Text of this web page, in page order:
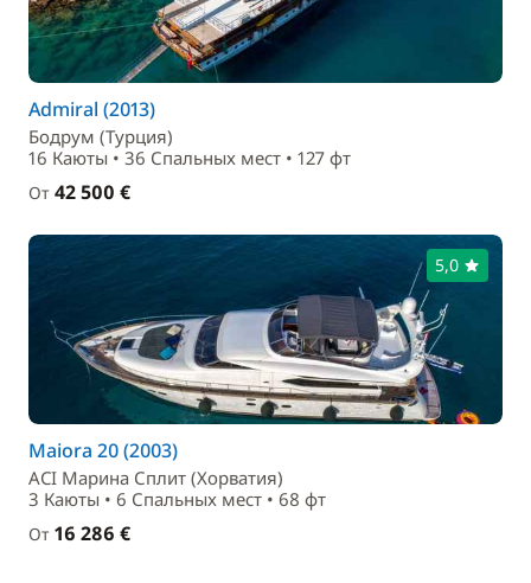
Admiral (2013)
Бодрум (Турция)
16 Каюты • 36 Спальныx мест • 127 фт
От 42 500 €
5,0
Maiora 20 (2003)
ACI Марина Сплит (Хорватия)
3 Каюты • 6 Спальныx мест • 68 фт
От 16 286 €